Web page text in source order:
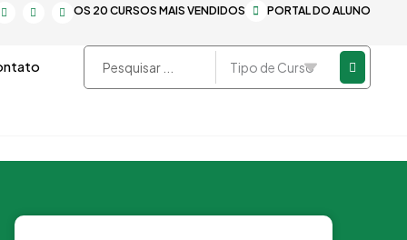
PORTAL DO ALUNO
OS 20 CURSOS MAIS VENDIDOS
a
o
o
e
i
Pesquisar
...